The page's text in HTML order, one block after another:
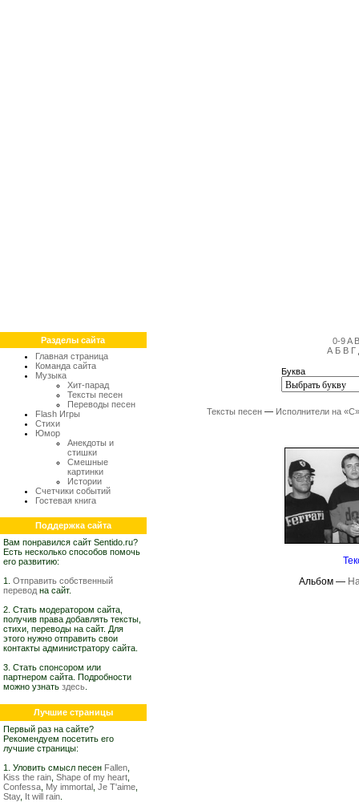
Разделы сайта
Главная страница
Команда сайта
Музыка
Хит-парад
Тексты песен
Переводы песен
Flash Игры
Стихи
Юмор
Анекдоты и
стишки
Смешные
картинки
Истории
Счетчики событий
Гостевая книга
Поддержка сайта
Вам понравился сайт Sentido.ru?
Есть несколько способов помочь
его развитию:
1. Отправить собственный
перевод на сайт.
2. Стать модератором сайта,
получив права добавлять тексты,
стихи, переводы на сайт. Для
этого нужно отправить свои
контакты администратору сайта.
3. Стать спонсором или
партнером сайта. Подробности
можно узнать здесь
Лучшие страницы
Первый раз на сайте?
Рекомендуем посетить его
лучшие страницы:
1. Уловить смысл песен Fallen
Kiss the rain Shape of my heart
Confessa My immortal Je T'aime
Stay, It will rain
0-9 A
А Б В Г
Буква
Тексты песен — Исполнители на «С»
Альбом —